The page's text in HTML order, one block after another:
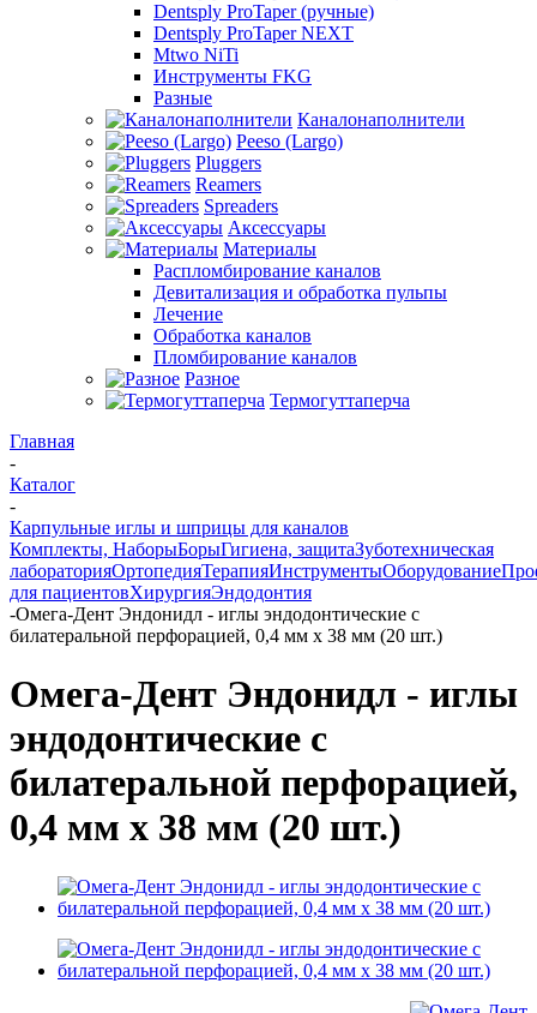
Dentsply ProTaper (ручные)
Dentsply ProTaper NEXT
Mtwo NiTi
Инструменты FKG
Разные
Каналонаполнители
Peeso (Largo)
Pluggers
Reamers
Spreaders
Аксессуары
Материалы
Распломбирование каналов
Девитализация и обработка пульпы
Лечение
Обработка каналов
Пломбирование каналов
Разное
Термогуттаперча
Главная
-
Каталог
-
Карпульные иглы и шприцы для каналов
Комплекты, НаборыБорыГигиена, защитаЗуботехническая
лабораторияОртопедияТерапияИнструментыОборудование
для пациентовХирургияЭндодонтия
-Омега-Дент Эндонидл - иглы эндодонтические с
билатеральной перфорацией, 0,4 мм х 38 мм (20 шт.)
Омега-Дент Эндонидл - иглы
эндодонтические с
билатеральной перфорацией,
0,4 мм х 38 мм (20 шт.)